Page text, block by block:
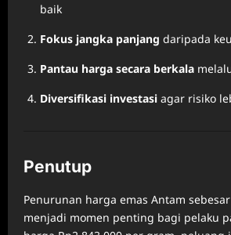
baik
Fokus jangka panjang daripada
Pantau harga secara berkala
Diversifikasi investasi agar risiko
Penutup
Penurunan harga emas Antam
menjadi momen penting bagi pelaku